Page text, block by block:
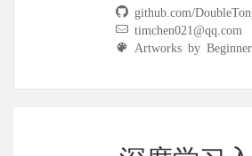
github.com/
timchen021@qq.com
Artworks by Beginner